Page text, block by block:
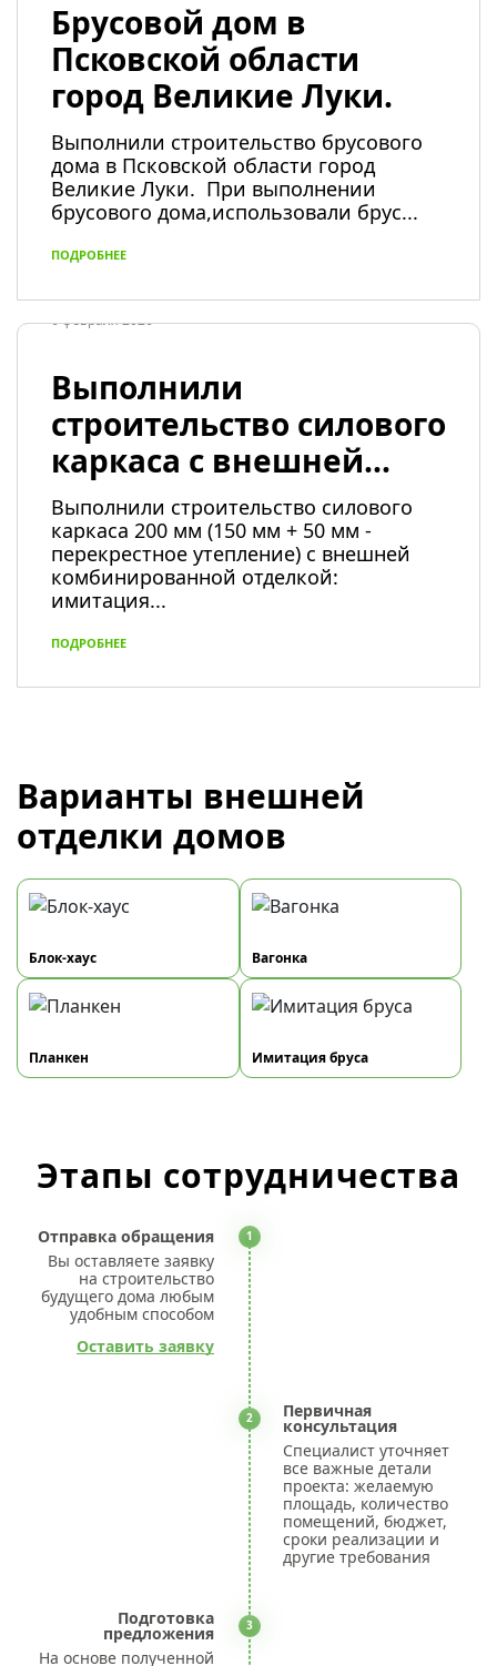
Брусовой дом в
Псковской области
город Великие Луки.
Выполнили строительство брусового
дома в Псковской области город
Великие Луки. При выполнении
брусового дома,использовали брус...
ПОДРОБНЕЕ
6 февраля 2026
Выполнили
строительство силового
каркаса с внешней...
Выполнили строительство силового
каркаса 200 мм (150 мм + 50 мм -
перекрестное утепление) с внешней
комбинированной отделкой:
имитация...
ПОДРОБНЕЕ
Варианты внешней
отделки домов
Блок-хаус Вагонка
Планкен Имитация бруса
Этапы сотрудничества
1
Отправка обращения
Вы оставляете заявку
на строительство
будущего дома любым
удобным способом
Оставить заявку
2 Первичная
консультация
Специалист уточняет
все важные детали
проекта: желаемую
площадь, количество
помещений, бюджет,
сроки реализации и
другие требования
3
Подготовка
предложения
На основе полученной